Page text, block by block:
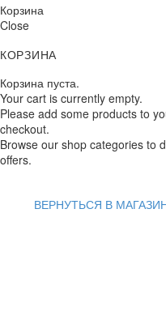
Корзина
Close
КОРЗИНА
Корзина пуста.
Your cart is currently empty.
Please add some products to
checkout.
Browse our shop categories to
offers.
ВЕРНУТЬСЯ В